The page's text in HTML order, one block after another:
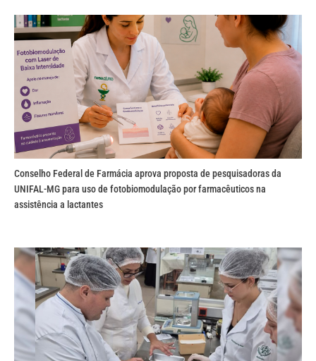
Conselho Federal de Farmácia aprova proposta de pesquisadoras da
UNIFAL-MG para uso de fotobiomodulação por farmacêuticos na
assistência a lactantes